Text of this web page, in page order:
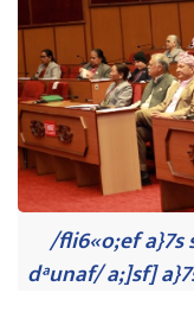
/fli6«o;ef a}7s
dªunaf/ a;]sf]